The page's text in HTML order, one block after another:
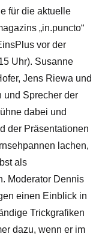
für die aktuelle
„in.puncto“
vor der
Uhr). Susanne
Jens Riewa und
und Sprecher der
dabei und
der Präsentationen
lachen,
als
Moderator Dennis
einen Einblick in
Trickgrafiken
dazu, wenn er im